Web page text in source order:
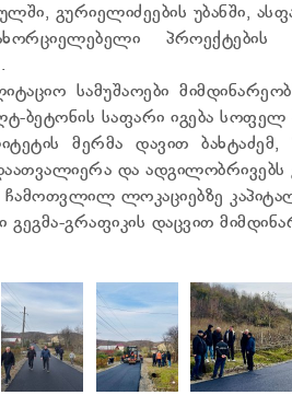
გურიელიძეების უბანში,
სამუშაოები
ბეტონის საფარი იგება სოფელ
მერმა დავით
და ადგილობრივებს
ლოკაციებზე
გეგმა-გრაფიკის დაცვით